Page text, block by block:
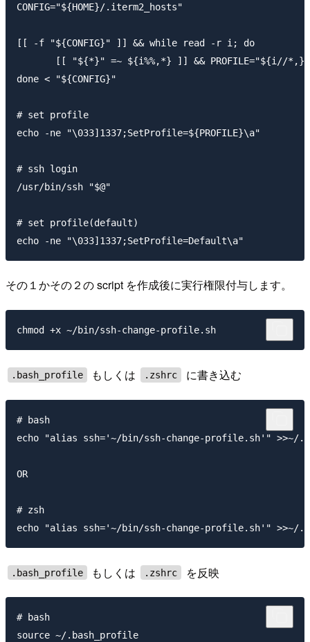
CONFIG="${HOME}/.iterm2_hosts"
[[ -f "${CONFIG}" ]] && while read -r i; do
[[ "${*}" =~ ${i%%,*} ]] && PROFILE="${i//*,}"
done < "${CONFIG}"
# set profile
echo -ne "\033]1337;SetProfile=${PROFILE}\a"
# ssh login
/usr/bin/ssh "$@"
# set profile(default)
その１かその２の script を作成後に実行権限付与します。
.bash_profile もしくは .zshrc に書き込む
# bash
echo "alias ssh='~/bin/ssh-change-profile.sh'" >>~/
OR
# zsh
.bash_profile もしくは .zshrc を反映
# bash
source ~/.bash_profile